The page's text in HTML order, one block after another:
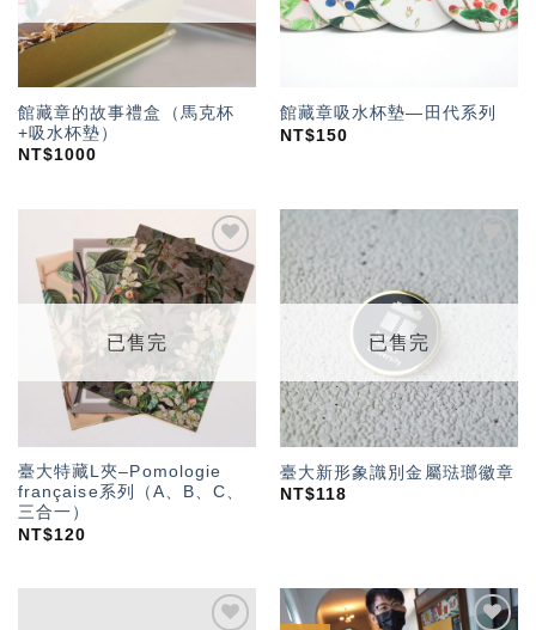
館藏章的故事禮盒（馬克杯
+吸水杯墊）
NT$1000
館藏章吸水杯墊—田代系列
NT$150
加入
「願
望輕
單」
已售完
臺大特藏L夾–Pomologie
française系列（A、B、C、
三合一）
NT$120
加入
「願
望輕
已售完
臺大新形象識別金屬琺瑯徽章
NT$118